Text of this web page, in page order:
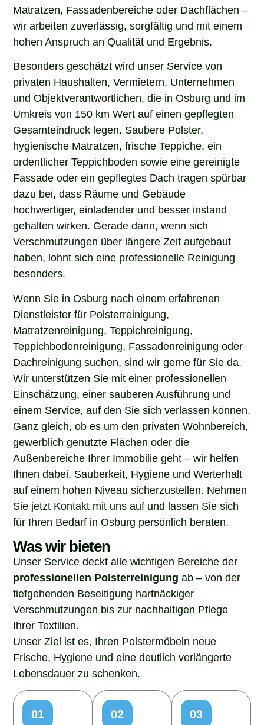
Matratzen, Fassadenbereiche oder Dachflächen –
wir arbeiten zuverlässig, sorgfältig und mit einem
hohen Anspruch an Qualität und Ergebnis.
Besonders geschätzt wird unser Service von
privaten Haushalten, Vermietern, Unternehmen
und Objektverantwortlichen, die in Osburg und im
Umkreis von 150 km Wert auf einen gepflegten
Gesamteindruck legen. Saubere Polster,
hygienische Matratzen, frische Teppiche, ein
ordentlicher Teppichboden sowie eine gereinigte
Fassade oder ein gepflegtes Dach tragen spürbar
dazu bei, dass Räume und Gebäude
hochwertiger, einladender und besser instand
gehalten wirken. Gerade dann, wenn sich
Verschmutzungen über längere Zeit aufgebaut
haben, lohnt sich eine professionelle Reinigung
besonders.
Wenn Sie in Osburg nach einem erfahrenen
Dienstleister für Polsterreinigung,
Matratzenreinigung, Teppichreinigung,
Teppichbodenreinigung, Fassadenreinigung oder
Dachreinigung suchen, sind wir gerne für Sie da.
Wir unterstützen Sie mit einer professionellen
Einschätzung, einer sauberen Ausführung und
einem Service, auf den Sie sich verlassen können.
Ganz gleich, ob es um den privaten Wohnbereich,
gewerblich genutzte Flächen oder die
Außenbereiche Ihrer Immobilie geht – wir helfen
Ihnen dabei, Sauberkeit, Hygiene und Werterhalt
auf einem hohen Niveau sicherzustellen. Nehmen
Sie jetzt Kontakt mit uns auf und lassen Sie sich
für Ihren Bedarf in Osburg persönlich beraten.
Was wir bieten
Unser Service deckt alle wichtigen Bereiche der
professionellen Polsterreinigung ab – von der
tiefgehenden Beseitigung hartnäckiger
Verschmutzungen bis zur nachhaltigen Pflege
Ihrer Textilien.
Unser Ziel ist es, Ihren Polstermöbeln neue
Frische, Hygiene und eine deutlich verlängerte
Lebensdauer zu schenken.
01
02
03